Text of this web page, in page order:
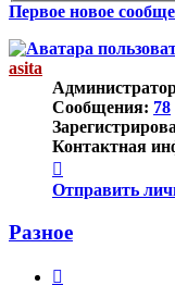
Первое новое
asita
Сообщения: 78
Контактная
информация
пользователя
Отправить
Разное